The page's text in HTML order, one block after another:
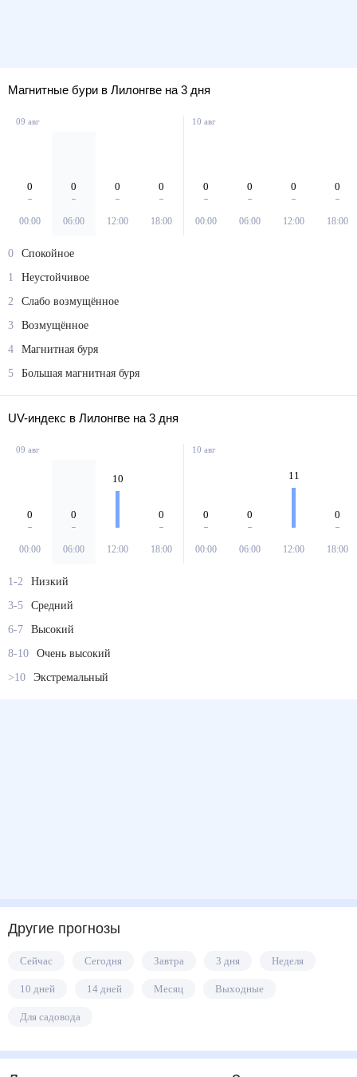
Магнитные бури в Лилонгве на 3 дня
09 авг
0
00:00
0
06:00
0
12:00
0
18:00
10 авг
0
00:00
0
06:00
0
12:00
0
18:00
0
Спокойное
1
Неустойчивое
2
Слабо возмущённое
3
Возмущённое
4
Магнитная буря
5
Большая магнитная буря
UV-индекс в Лилонгве на 3 дня
09 авг
0
00:00
0
06:00
10
12:00
0
18:00
10 авг
0
00:00
0
06:00
11
12:00
0
18:00
1-2
Низкий
3-5
Средний
6-7
Высокий
8-10
Очень высокий
>10
Экстремальный
Другие прогнозы
Сейчас Сегодня Завтра 3 дня Неделя
10 дней 14 дней Месяц Выходные
Для садовода